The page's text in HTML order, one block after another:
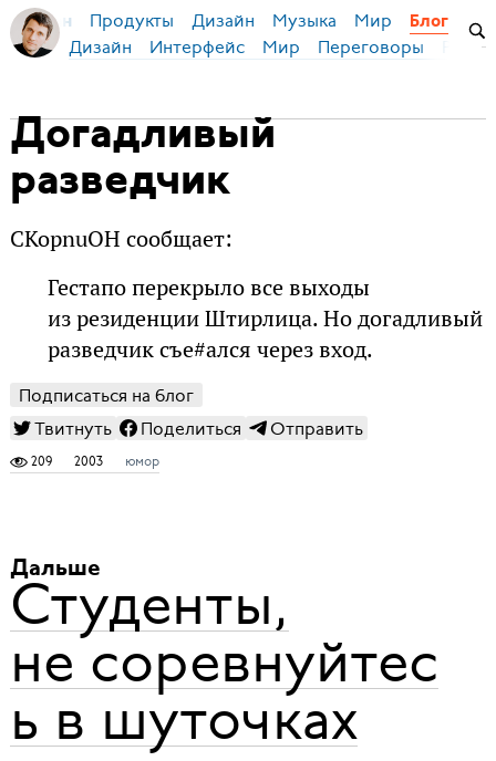
Бирман Продукты Дизайн Музыка Мир Блог
Дизайн Интерфейс Мир Переговоры
Догадливый
разведчик
CKopnuOH сообщает:
Гестапо перекрыло все выходы
из резиденции Штирлица. Но догадливый
разведчик съе#ался через вход.
Подписаться на блог
Твитнуть
Поделиться Отправить
209 2003 юмор
Дальше
Студенты,
не соревнуйтес
ь в шуточках